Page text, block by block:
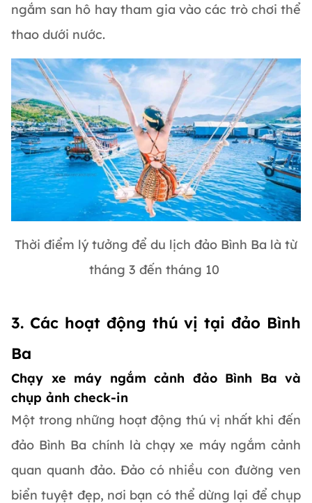
ngắm san hô hay tham gia vào các trò chơi thể
thao dưới nước.
Thời điểm lý tưởng để du lịch đảo Bình Ba là từ
tháng 3 đến tháng 10
3. Các hoạt động thú vị tại đảo Bình
Ba
Chạy xe máy ngắm cảnh đảo Bình Ba và
chụp ảnh check-in
Một trong những hoạt động thú vị nhất khi đến
đảo Bình Ba chính là chạy xe máy ngắm cảnh
quan quanh đảo. Đảo có nhiều con đường ven
biển tuyệt đẹp, nơi bạn có thể dừng lại để chụp